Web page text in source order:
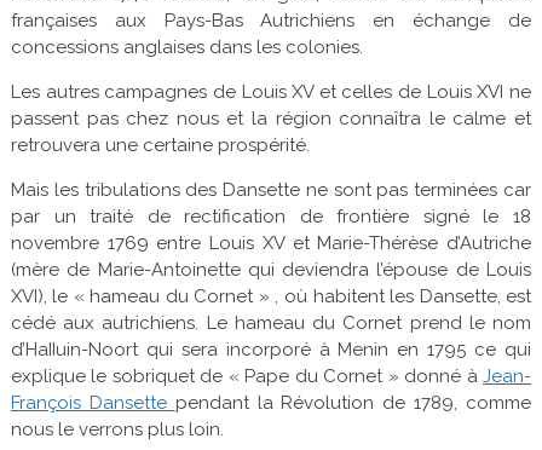
françaises aux Pays-Bas Autrichiens en échange de
concessions anglaises dans les colonies.
Les autres campagnes de Louis XV et celles de Louis XVI ne
passent pas chez nous et la région connaîtra le calme et
retrouvera une certaine prospérité.
Mais les tribulations des Dansette ne sont pas terminées car
par un traité de rectification de frontière signé le 18
novembre 1769 entre Louis XV et Marie-Thérèse d’Autriche
(mère de Marie-Antoinette qui deviendra l’épouse de Louis
XVI), le « hameau du Cornet » , où habitent les Dansette, est
cédé aux autrichiens. Le hameau du Cornet prend le nom
d’HaIIuin-Noort qui sera incorporé à Menin en 1795 ce qui
explique le sobriquet de « Pape du Cornet » donné àJean-
François Dansette pendant la Révolution de 1789, comme
nous le verrons plus loin.